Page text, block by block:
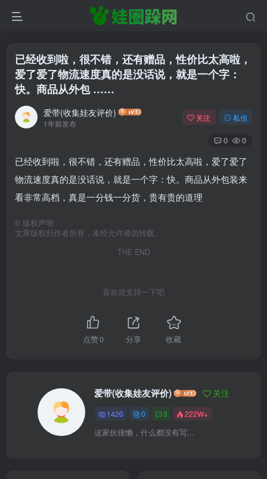
已经收到啦，很不错，还有赠品，性价比太高啦，
爱了爱了物流速度真的是没话说，就是一个字：
快。商品从外包 ……
爱带(收集娃友评价)
1年前发布
关注 私信
0 0
已经收到啦，很不错，还有赠品，性价比太高啦，爱了爱了
物流速度真的是没话说，就是一个字：快。商品从外包装来
看非常高档，真是一分钱一分货，贵有贵的道理
© 版权声明
文章版权归作者所有，未经允许请勿转载。
THE END
喜欢就支持一下吧
点赞0 分享 收藏
爱带(收集娃友评价) 关注
1420 0 3 222W+
这家伙很懒，什么都没有写...